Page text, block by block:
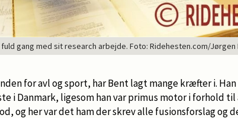
gang med sit research arbejde. Foto: Ridehesten.com/Jørgen
for avl og sport, har Bent lagt mange kræfter i.
i Danmark, ligesom han var primus motor i forhold
og her var det ham der skrev alle fusionsforslag og